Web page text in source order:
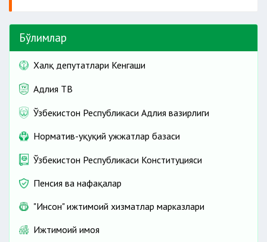
Бўлимлар
Халқ депутатлари Кенгаши
Адлия ТВ
Ўзбекистон Республикаси Адлия вазирлиги
Норматив-ҳуқуқий ҳужжатлар базаси
Ўзбекистон Республикаси Конституцияси
Пенсия ва нафақалар
"Инсон" ижтимоий хизматлар марказлари
Ижтимоий ҳимоя